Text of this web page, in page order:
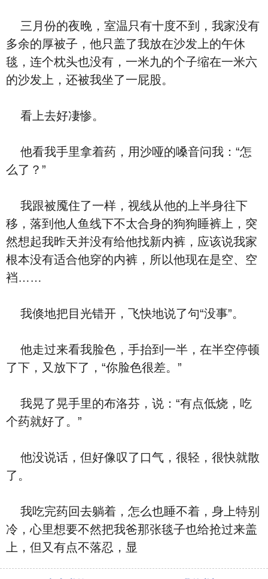
三月份的夜晚，室温只有十度不到，我家没有
多余的厚被子，他只盖了我放在沙发上的午休
毯，连个枕头也没有，一米九的个子缩在一米六
的沙发上，还被我坐了一屁股。
看上去好凄惨。
他看我手里拿着药，用沙哑的嗓音问我：“怎
么了？”
我跟被魇住了一样，视线从他的上半身往下
移，落到他人鱼线下不太合身的狗狗睡裤上，突
然想起我昨天并没有给他找新内裤，应该说我家
根本没有适合他穿的内裤，所以他现在是空、空
裆……
我倏地把目光错开，飞快地说了句“没事”。
他走过来看我脸色，手抬到一半，在半空停顿
了下，又放下了，“你脸色很差。”
我晃了晃手里的布洛芬，说：“有点低烧，吃
个药就好了。”
他没说话，但好像叹了口气，很轻，很快就散
了。
我吃完药回去躺着，怎么也睡不着，身上特别
冷，心里想要不然把我爸那张毯子也给抢过来盖
上，但又有点不落忍，显